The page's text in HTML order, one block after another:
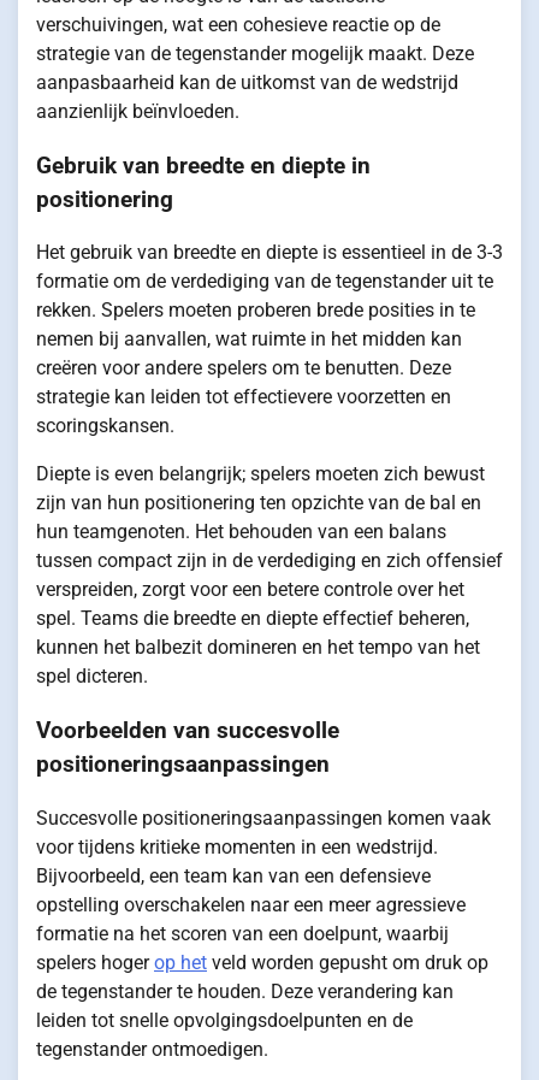
verschuivingen, wat een cohesieve reactie op de
strategie van de tegenstander mogelijk maakt. Deze
aanpasbaarheid kan de uitkomst van de wedstrijd
aanzienlijk beïnvloeden.
Gebruik van breedte en diepte in
positionering
Het gebruik van breedte en diepte is essentieel in de 3-3
formatie om de verdediging van de tegenstander uit te
rekken. Spelers moeten proberen brede posities in te
nemen bij aanvallen, wat ruimte in het midden kan
creëren voor andere spelers om te benutten. Deze
strategie kan leiden tot effectievere voorzetten en
scoringskansen.
Diepte is even belangrijk; spelers moeten zich bewust
zijn van hun positionering ten opzichte van de bal en
hun teamgenoten. Het behouden van een balans
tussen compact zijn in de verdediging en zich offensief
verspreiden, zorgt voor een betere controle over het
spel. Teams die breedte en diepte effectief beheren,
kunnen het balbezit domineren en het tempo van het
spel dicteren.
Voorbeelden van succesvolle
positioneringsaanpassingen
Succesvolle positioneringsaanpassingen komen vaak
voor tijdens kritieke momenten in een wedstrijd.
Bijvoorbeeld, een team kan van een defensieve
opstelling overschakelen naar een meer agressieve
formatie na het scoren van een doelpunt, waarbij
spelers hogerop het veld worden gepusht om druk op
de tegenstander te houden. Deze verandering kan
leiden tot snelle opvolgingsdoelpunten en de
tegenstander ontmoedigen.